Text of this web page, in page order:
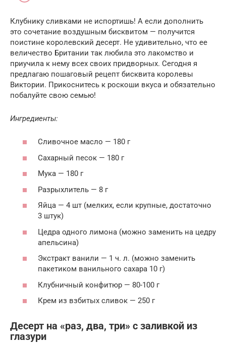
Клубнику сливками не испортишь! А если дополнить
это сочетание воздушным бисквитом — получится
поистине королевский десерт. Не удивительно, что ее
величество Британии так любила это лакомство и
приучила к нему всех своих придворных. Сегодня я
предлагаю пошаговый рецепт бисквита королевы
Виктории. Прикоснитесь к роскоши вкуса и обязательно
побалуйте свою семью!
Ингредиенты:
Сливочное масло — 180 г
Сахарный песок — 180 г
Мука — 180 г
Разрыхлитель — 8 г
Яйца — 4 шт (мелких, если крупные, достаточно
3 штук)
Цедра одного лимона (можно заменить на цедру
апельсина)
Экстракт ванили — 1 ч. л. (можно заменить
пакетиком ванильного сахара 10 г)
Клубничный конфитюр — 80-100 г
Крем из взбитых сливок — 250 г
Десерт на «раз, два, три» с заливкой из
глазури